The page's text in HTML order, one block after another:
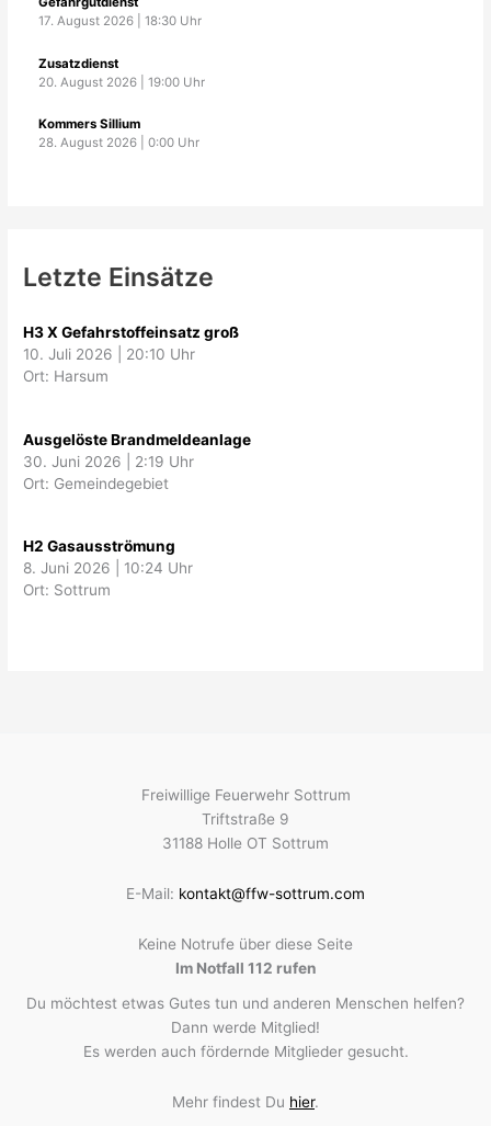
17. August 2026 |18:30 Uhr
Zusatzdienst
20. August 2026 |19:00 Uhr
Kommers Sillium
28. August 2026 |0:00 Uhr
Letzte Einsätze
H3 X Gefahrstoffeinsatz groß
10. Juli 2026
20:10 Uhr
Ort: Harsum
Ausgelöste Brandmeldeanlage
30. Juni 2026
2:19 Uhr
Ort: Gemeindegebiet
H2 Gasausströmung
8. Juni 2026
10:24 Uhr
Ort: Sottrum
Freiwillige Feuerwehr Sottrum
Triftstraße 9
31188 Holle OT Sottrum
E-Mail: kontakt@ffw-sottrum.com
Keine Notrufe über diese Seite
Im Notfall 112 rufen
Du möchtest etwas Gutes tun und anderen Menschen helfen?
Dann werde Mitglied!
Es werden auch fördernde Mitglieder gesucht.
Mehr findest Du hier.